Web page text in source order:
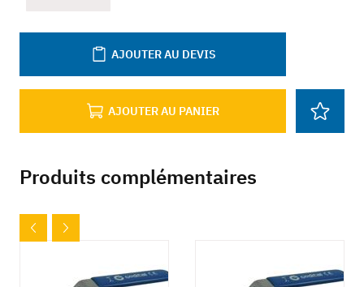
AJOUTER AU PANIER
AJOUTER AU DEVIS
Produits complémentaires